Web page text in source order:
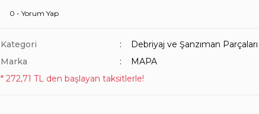
0 - Yorum Yap
Kategori
Debriyaj ve Şanzıman Parçaları
Marka
MAPA
* 272,71 TL den başlayan taksitlerle!